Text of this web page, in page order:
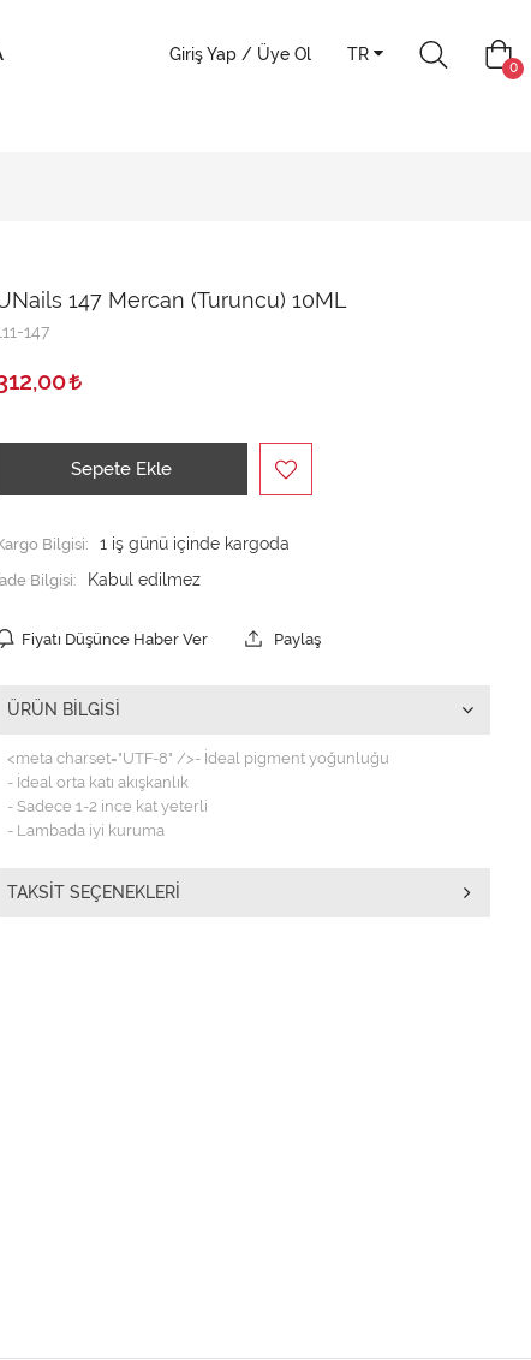
Giriş Yap / Üye Ol TR
0
147 Mercan (Turuncu) 10ML
147
Sepete Ekle
Bilgisi:
1 iş günü içinde kargoda
Bilgisi:
Fiyatı Düşünce Haber Ver Paylaş
ÜRÜN BILGISI
<meta charset="UTF-8" />- İdeal pigment yoğunluğu
- İdeal orta katı akışkanlık
- Sadece 1-2 ince kat yeterli
- Lambada iyi kuruma
TAKSIT SEÇENEKLERI